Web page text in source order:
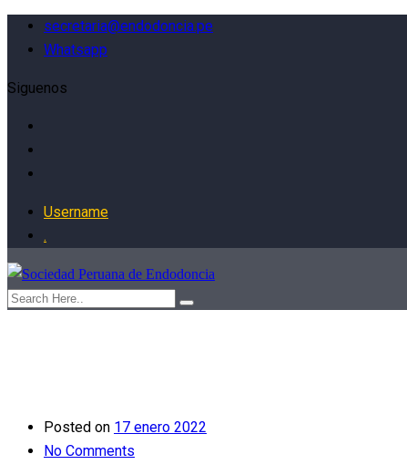
secretaria@endodoncia.pe
Whatsapp
Siguenos
Username
.
Posted on 17 enero 2022
No Comments